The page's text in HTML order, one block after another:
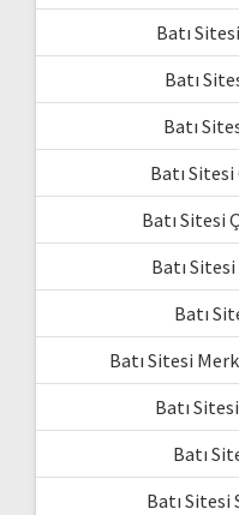
Batı
Batı
Batı
Batı
Batı Sitesi
Batı
Batı
Batı Sitesi
Batı
Batı
Batı Sitesi